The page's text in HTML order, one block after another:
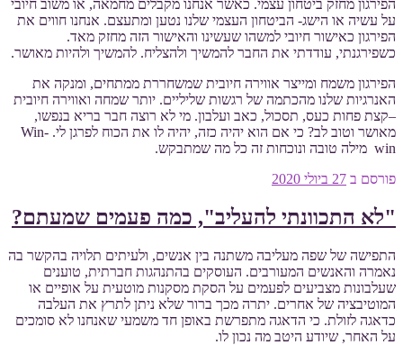
הפירגון מחזק ביטחון עצמי. כאשר אנחנו מקבלים מחמאה, או משוב חיובי
על עשיה או הישג- הביטחון העצמי שלנו נטען ומתעצם. אנחנו חווים את
הפירגון כאישור חיובי למשהו שעשינו והאישור הזה מחזק מאד.
כשפירגנתי, עודדתי את החבר להמשיך ולהצליח. להמשיך ולהיות מאושר.
הפירגון משמח ומייצר אווירה חיובית שמשחררת ממתחים, ומנקה את
האנרגיות שלנו מהכתמה של רגשות שליליים. יותר שמחה ואווירה חיובית
–קצת פחות כעס, תסכול, כאב ועלבון. מי לא רוצה חבר בריא בנפשו,
מאושר וטוב לב? כי אם הוא יהיה כזה, יהיה לו את הכוח לפרגן לי. Win-
win מילה טובה ונוכחות זה כל מה שמתבקש.
פורסם ב 27 ביולי 2020
"לא התכוונתי להעליב", כמה פעמים שמעתם?
התפישה של שפה מעליבה משתנה בין אנשים, ולעיתים תלויה בהקשר בה
נאמרה והאנשים המעורבים. העוסקים בהתנהגות חברתית, טוענים
שעלבונות מצביעים לפעמים על הסקת מסקנות מוטעית על אופיים או
המוטיבציה של אחרים. יתרה מכך ברור שלא ניתן לתרץ את העלבה
כדאגה לזולת. כי הדאגה מתפרשת באופן חד משמעי שאנחנו לא סומכים
על האחר, שיודע היטב מה נכון לו.